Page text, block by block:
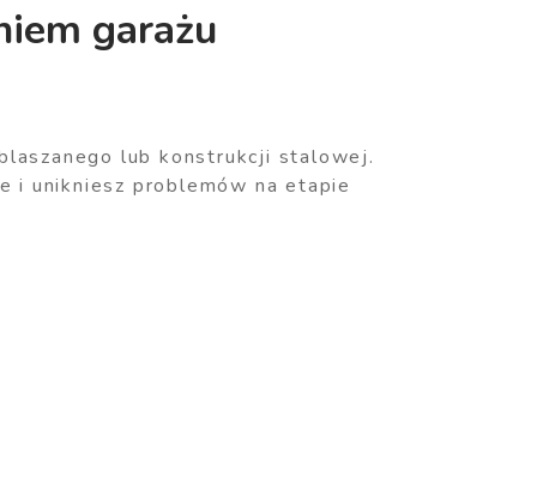
garażu
lub konstrukcji stalowej.
i unikniesz problemów na etapie